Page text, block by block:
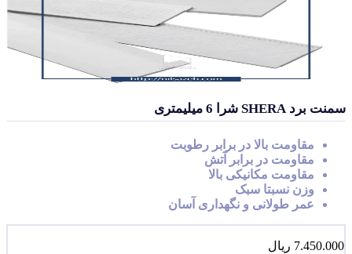
سمنت برد SHERA شرا 6 میلیمتری
مقاومت بالا در برابر رطوبت
مقاومت در برابر آتش
مقاومت مکانیکی بالا
وزن نسبتا سبک
عمر طولانی و نگهداری آسان
7.450.000 ریال